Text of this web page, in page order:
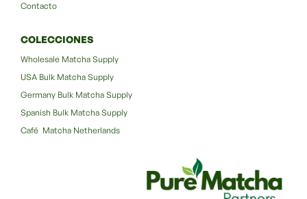
Contacto
COLECCIONES
Wholesale Matcha Supply
USA Bulk Matcha Supply
Germany Bulk Matcha Supply
Spanish Bulk Matcha Supply
Café Matcha Netherlands